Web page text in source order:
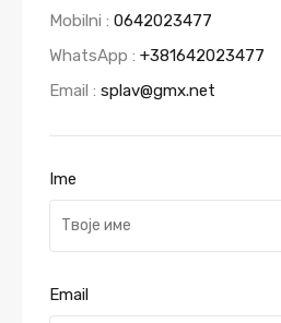
Mobilni : 0642023477
WhatsApp : +381642023477
Email : splav@gmx.net
Ime
Email